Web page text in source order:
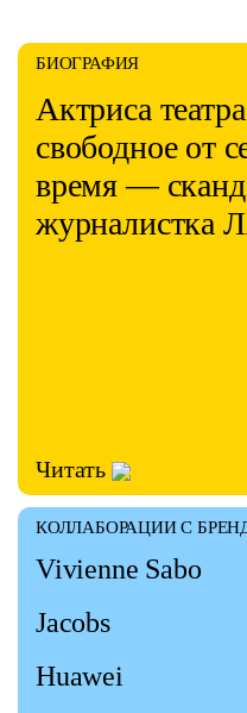
БИОГРАФИЯ
Актриса
свободное от
время —
журналистка
Читать
КОЛЛАБОРАЦИИ С
Vivienne Sabo
Jacobs
Huawei